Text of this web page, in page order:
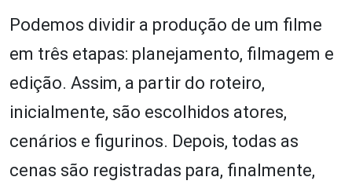
Podemos dividir a produção de um filme
em três etapas: planejamento, filmagem e
edição. Assim, a partir do roteiro,
inicialmente, são escolhidos atores,
cenários e figurinos. Depois, todas as
cenas são registradas para, finalmente,